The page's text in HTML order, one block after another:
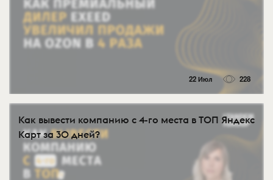
22 Июл 228
Как вывести компанию с 4-го места в ТОП Яндекс
Карт за 30 дней?